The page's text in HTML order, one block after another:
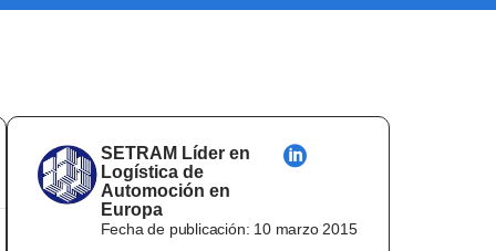
SETRAM Líder en
Logística de
Automoción en
Europa
Fecha de publicación: 10 marzo 2015